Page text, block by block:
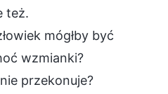
też.
mógłby być
wzmianki?
przekonuje?